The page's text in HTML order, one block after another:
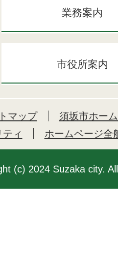
業務案内
市役所案内
マップ
須坂市ホー
ィ
ホームページ全
(c) 2024 Suzaka city.